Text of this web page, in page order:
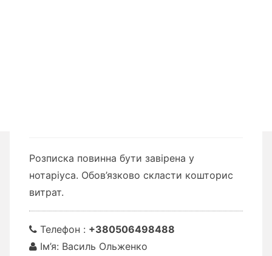
Розписка повинна бути завірена у
нотаріуса. Обов’язково скласти кошторис
витрат.
Телефон : +380506498488
Ім’я: Василь Ольженко